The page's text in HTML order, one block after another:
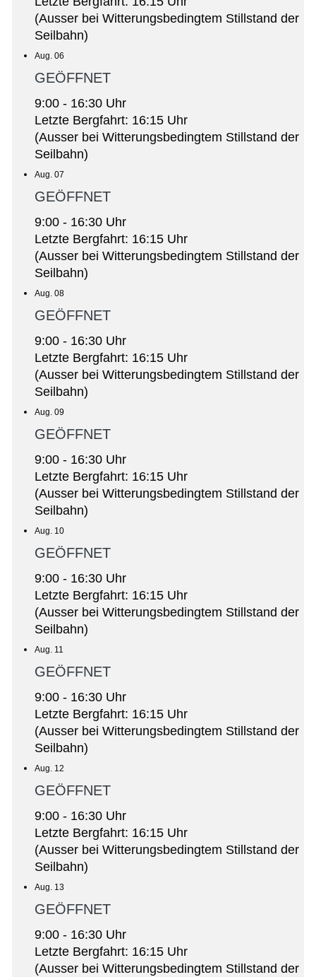
(Ausser bei Witterungsbedingtem Stillstand der
Seilbahn)
Aug. 06
GEÖFFNET
9:00 - 16:30 Uhr
Letzte Bergfahrt: 16:15 Uhr
(Ausser bei Witterungsbedingtem Stillstand der
Seilbahn)
Aug. 07
GEÖFFNET
9:00 - 16:30 Uhr
Letzte Bergfahrt: 16:15 Uhr
(Ausser bei Witterungsbedingtem Stillstand der
Seilbahn)
Aug. 08
GEÖFFNET
9:00 - 16:30 Uhr
Letzte Bergfahrt: 16:15 Uhr
(Ausser bei Witterungsbedingtem Stillstand der
Seilbahn)
Aug. 09
GEÖFFNET
9:00 - 16:30 Uhr
Letzte Bergfahrt: 16:15 Uhr
(Ausser bei Witterungsbedingtem Stillstand der
Seilbahn)
Aug. 10
GEÖFFNET
9:00 - 16:30 Uhr
Letzte Bergfahrt: 16:15 Uhr
(Ausser bei Witterungsbedingtem Stillstand der
Seilbahn)
Aug. 11
GEÖFFNET
9:00 - 16:30 Uhr
Letzte Bergfahrt: 16:15 Uhr
(Ausser bei Witterungsbedingtem Stillstand der
Seilbahn)
Aug. 12
GEÖFFNET
9:00 - 16:30 Uhr
Letzte Bergfahrt: 16:15 Uhr
(Ausser bei Witterungsbedingtem Stillstand der
Seilbahn)
Aug. 13
GEÖFFNET
9:00 - 16:30 Uhr
Letzte Bergfahrt: 16:15 Uhr
(Ausser bei Witterungsbedingtem Stillstand der